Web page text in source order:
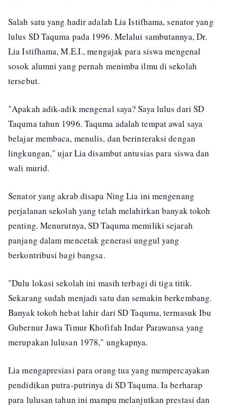
Salah satu yang hadir adalah Lia Istifhama, senator yang
lulus SD Taquma pada 1996. Melalui sambutannya, Dr.
Lia Istifhama, M.E.I., mengajak para siswa mengenal
sosok alumni yang pernah menimba ilmu di sekolah
tersebut.
"Apakah adik-adik mengenal saya? Saya lulus dari SD
Taquma tahun 1996. Taquma adalah tempat awal saya
belajar membaca, menulis, dan berinteraksi dengan
lingkungan," ujar Lia disambut antusias para siswa dan
wali murid.
Senator yang akrab disapa Ning Lia ini mengenang
perjalanan sekolah yang telah melahirkan banyak tokoh
penting. Menurutnya, SD Taquma memiliki sejarah
panjang dalam mencetak generasi unggul yang
berkontribusi bagi bangsa.
"Dulu lokasi sekolah ini masih terbagi di tiga titik.
Sekarang sudah menjadi satu dan semakin berkembang.
Banyak tokoh hebat lahir dari SD Taquma, termasuk Ibu
Gubernur Jawa Timur Khofifah Indar Parawansa yang
merupakan lulusan 1978," ungkapnya.
Lia mengapresiasi para orang tua yang mempercayakan
pendidikan putra-putrinya di SD Taquma. Ia berharap
para lulusan tahun ini mampu melanjutkan prestasi dan